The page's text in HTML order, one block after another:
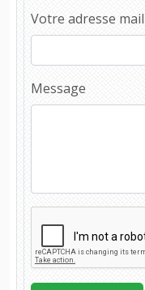
Votre adresse mail
Message